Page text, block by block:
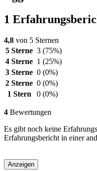
1
4,8 von 5 Sternen
5 Sterne 3 (75%)
4 Sterne 1 (25%)
3 Sterne 0 (0%)
2 Sterne 0 (0%)
1 Stern
0 (0%)
4 Bewertungen
Es gibt noch keine
Erfahrungsbericht in einer
Anzeigen